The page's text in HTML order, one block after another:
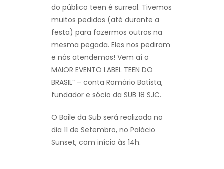
do público teen é surreal. Tivemos
muitos pedidos (até durante a
festa) para fazermos outros na
mesma pegada. Eles nos pediram
e nós atendemos! Vem aí o
MAIOR EVENTO LABEL TEEN DO
BRASIL” – conta Romário Batista,
fundador e sócio da SUB 18 SJC.
O Baile da Sub será realizada no
dia 11 de Setembro, no Palácio
Sunset, com início às 14h.